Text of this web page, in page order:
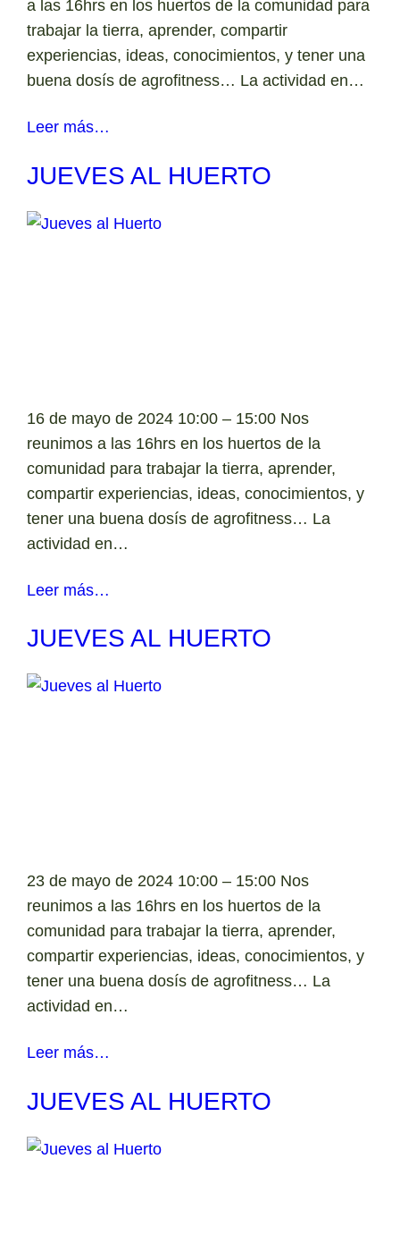
a las 16hrs en los huertos de la comunidad para
trabajar la tierra, aprender, compartir
experiencias, ideas, conocimientos, y tener una
buena dosís de agrofitness… La actividad en…
Leer más…
JUEVES AL HUERTO
16 de mayo de 2024 10:00 – 15:00 Nos
reunimos a las 16hrs en los huertos de la
comunidad para trabajar la tierra, aprender,
compartir experiencias, ideas, conocimientos, y
tener una buena dosís de agrofitness… La
actividad en…
Leer más…
JUEVES AL HUERTO
23 de mayo de 2024 10:00 – 15:00 Nos
reunimos a las 16hrs en los huertos de la
comunidad para trabajar la tierra, aprender,
compartir experiencias, ideas, conocimientos, y
tener una buena dosís de agrofitness… La
actividad en…
Leer más…
JUEVES AL HUERTO